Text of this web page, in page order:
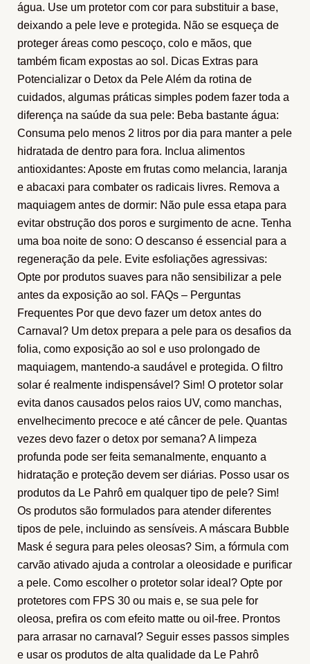
água. Use um protetor com cor para substituir a base,
deixando a pele leve e protegida. Não se esqueça de
proteger áreas como pescoço, colo e mãos, que
também ficam expostas ao sol. Dicas Extras para
Potencializar o Detox da Pele Além da rotina de
cuidados, algumas práticas simples podem fazer toda a
diferença na saúde da sua pele: Beba bastante água:
Consuma pelo menos 2 litros por dia para manter a pele
hidratada de dentro para fora. Inclua alimentos
antioxidantes: Aposte em frutas como melancia, laranja
e abacaxi para combater os radicais livres. Remova a
maquiagem antes de dormir: Não pule essa etapa para
evitar obstrução dos poros e surgimento de acne. Tenha
uma boa noite de sono: O descanso é essencial para a
regeneração da pele. Evite esfoliações agressivas:
Opte por produtos suaves para não sensibilizar a pele
antes da exposição ao sol. FAQs – Perguntas
Frequentes Por que devo fazer um detox antes do
Carnaval? Um detox prepara a pele para os desafios da
folia, como exposição ao sol e uso prolongado de
maquiagem, mantendo-a saudável e protegida. O filtro
solar é realmente indispensável? Sim! O protetor solar
evita danos causados pelos raios UV, como manchas,
envelhecimento precoce e até câncer de pele. Quantas
vezes devo fazer o detox por semana? A limpeza
profunda pode ser feita semanalmente, enquanto a
hidratação e proteção devem ser diárias. Posso usar os
produtos da Le Pahrô em qualquer tipo de pele? Sim!
Os produtos são formulados para atender diferentes
tipos de pele, incluindo as sensíveis. A máscara Bubble
Mask é segura para peles oleosas? Sim, a fórmula com
carvão ativado ajuda a controlar a oleosidade e purificar
a pele. Como escolher o protetor solar ideal? Opte por
protetores com FPS 30 ou mais e, se sua pele for
oleosa, prefira os com efeito matte ou oil-free. Prontos
para arrasar no carnaval? Seguir esses passos simples
e usar os produtos de alta qualidade da Le Pahrô